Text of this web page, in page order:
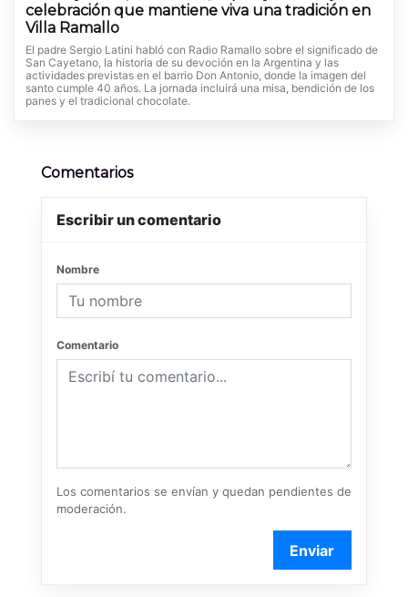
celebración que mantiene viva una tradición en
Villa Ramallo
El padre Sergio Latini habló con Radio Ramallo sobre el significado de
San Cayetano, la historia de su devoción en la Argentina y las
actividades previstas en el barrio Don Antonio, donde la imagen del
santo cumple 40 años. La jornada incluirá una misa, bendición de los
panes y el tradicional chocolate.
Comentarios
Escribir un comentario
Nombre
Comentario
Los comentarios se envían y quedan pendientes de
moderación.
Enviar